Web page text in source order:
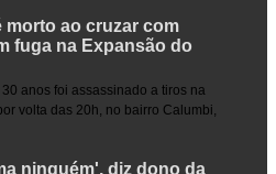
morto ao cruzar com
fuga na Expansão do
anos foi assassinado a tiros na
volta das 20h, no bairro Calumbi,
ninguém', diz dono da